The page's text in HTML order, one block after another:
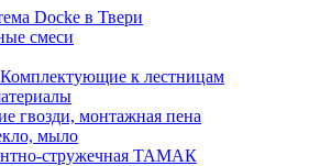
Docke в Твери
смеси
к лестницам
гвозди, монтажная пена
мыло
стружечная ТАМАК